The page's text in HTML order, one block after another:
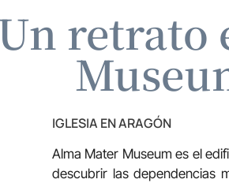
IGLESIA EN ARAGÓN
Alma Mater Museum es el
descubrir las dependencias